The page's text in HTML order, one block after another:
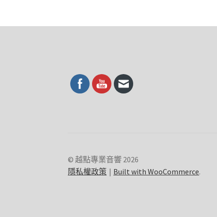
© 越點專業音響 2026
隱私權政策
Built with WooCommerce.